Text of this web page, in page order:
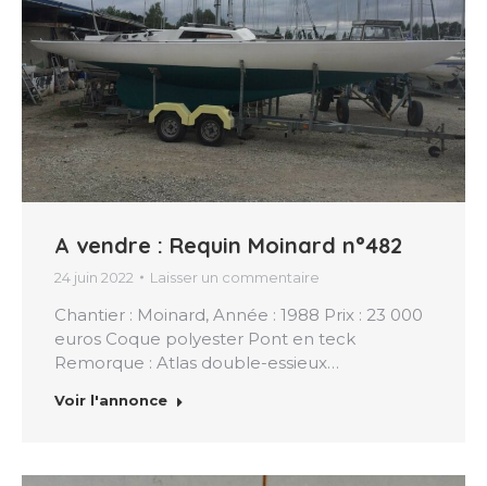
A vendre : Requin Moinard n°482
24 juin 2022 Laisser un commentaire
Chantier : Moinard, Année : 1988 Prix : 23 000
euros Coque polyester Pont en teck
Remorque : Atlas double-essieux…
Voir l'annonce